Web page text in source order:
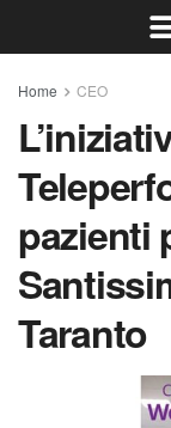
Home CEO
pazienti
Taranto